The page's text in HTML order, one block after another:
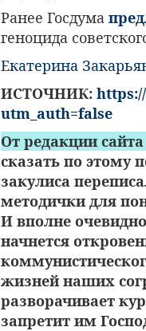
Ранее Госдума
геноцида
Екатерина
ИСТОЧНИК:
utm_auth=false
От редакции
сказать по этому
закулиса
методички для
И вполне
начнется
жизней наших
разворачивает
запретит им